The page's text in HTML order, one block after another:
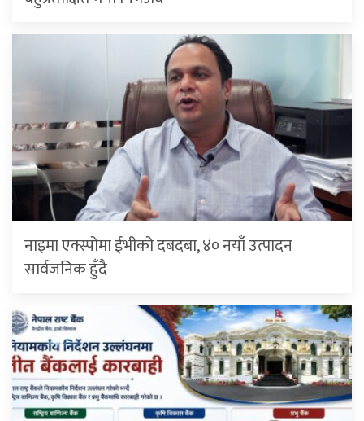
नाइमा एक्स्पोमा ईभीको दबदबा, ४० नयाँ उत्पादन
सार्वजनिक हुँदै